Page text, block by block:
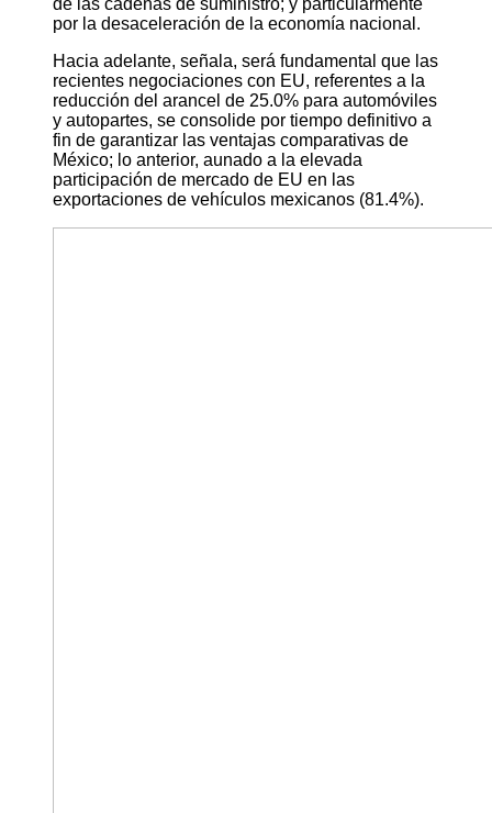
por la desaceleración de la economía nacional.
Hacia adelante, señala, será fundamental que las
recientes negociaciones con EU, referentes a la
reducción del arancel de 25.0% para automóviles
y autopartes, se consolide por tiempo definitivo a
fin de garantizar las ventajas comparativas de
México; lo anterior, aunado a la elevada
participación de mercado de EU en las
exportaciones de vehículos mexicanos (81.4%).